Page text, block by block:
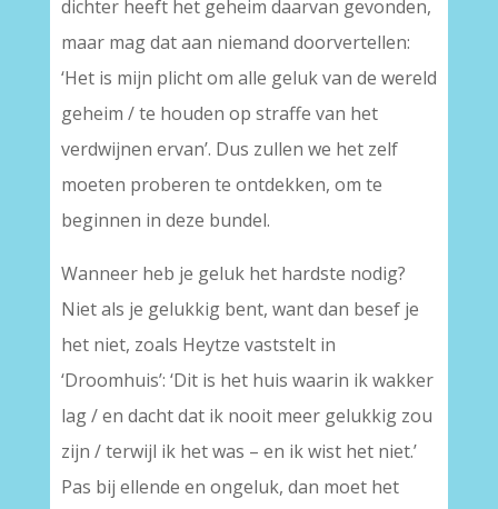
dichter heeft het geheim daarvan gevonden,
maar mag dat aan niemand doorvertellen:
‘Het is mijn plicht om alle geluk van de wereld
geheim / te houden op straffe van het
verdwijnen ervan’. Dus zullen we het zelf
moeten proberen te ontdekken, om te
beginnen in deze bundel.
Wanneer heb je geluk het hardste nodig?
Niet als je gelukkig bent, want dan besef je
het niet, zoals Heytze vaststelt in
‘Droomhuis’: ‘Dit is het huis waarin ik wakker
lag / en dacht dat ik nooit meer gelukkig zou
zijn / terwijl ik het was – en ik wist het niet.’
Pas bij ellende en ongeluk, dan moet het